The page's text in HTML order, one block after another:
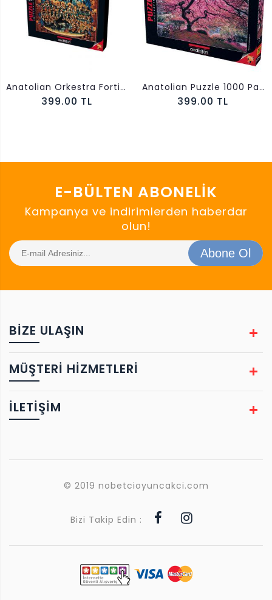
Anatolian Orkestra Fortissimo 1000 Parça 3177
399.00 TL
Anatolian Puzzle 1000 Parça Pink Tree 1037
399.00 TL
E-BÜLTEN ABONELIK
Kampanya ve indirimlerden haberdar
olun!
Abone Ol
BIZE ULAŞIN
MÜŞTERİ HİZMETLERİ
İLETİŞİM
© 2019 nobetcioyuncakci.com
Bizi Takip Edin :